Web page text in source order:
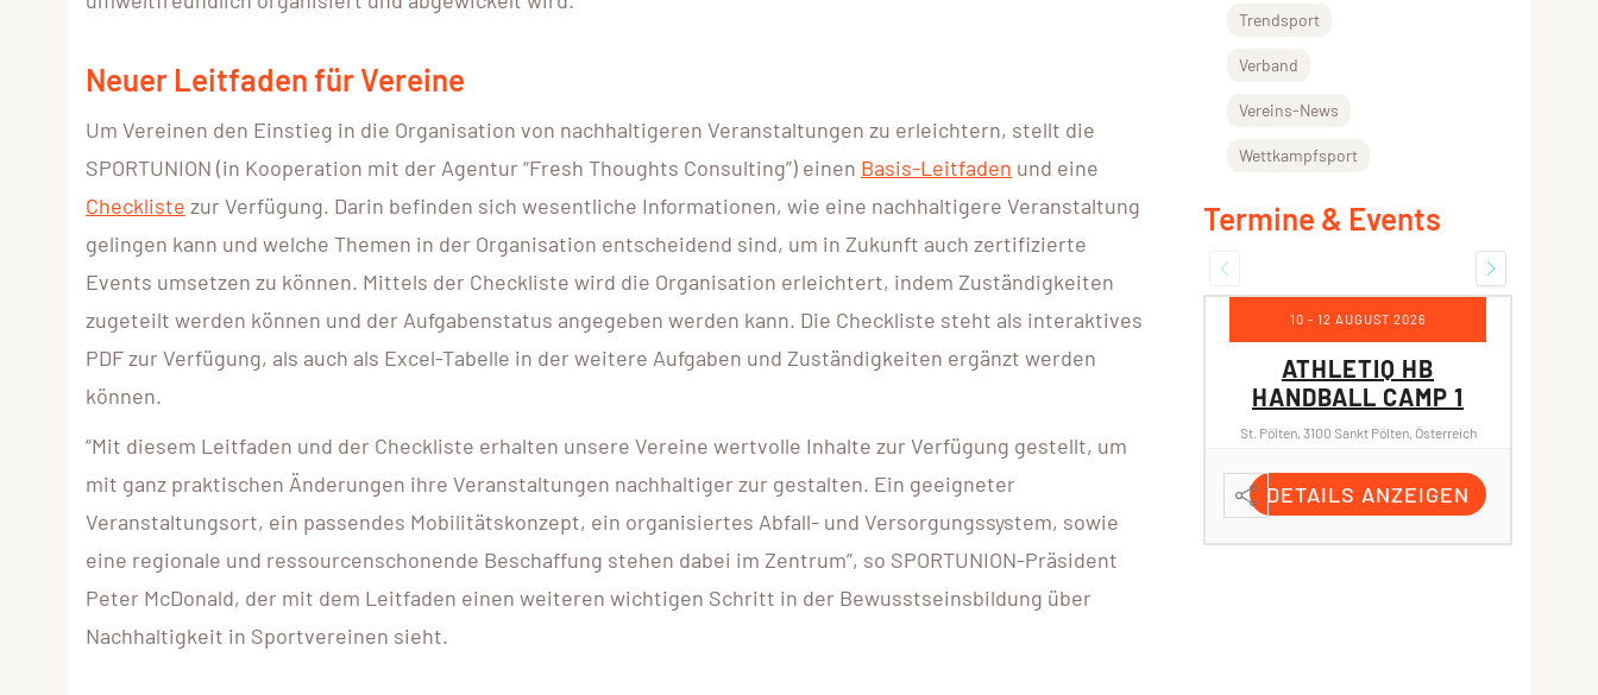
Neuer Leitfaden für Vereine
Um Vereinen den Einstieg in die Organisation von nachhaltigeren Veranstaltungen zu erleichtern, stellt die
SPORTUNION (in Kooperation mit der Agentur “Fresh Thoughts Consulting”) einen Basis-Leitfaden und eine
Checkliste zur Verfügung. Darin befinden sich wesentliche Informationen, wie eine nachhaltigere Veranstaltung
gelingen kann und welche Themen in der Organisation entscheidend sind, um in Zukunft auch zertifizierte
Events umsetzen zu können. Mittels der Checkliste wird die Organisation erleichtert, indem Zuständigkeiten
zugeteilt werden können und der Aufgabenstatus angegeben werden kann. Die Checkliste steht als interaktives
PDF zur Verfügung, als auch als Excel-Tabelle in der weitere Aufgaben und Zuständigkeiten ergänzt werden
können.
“Mit diesem Leitfaden und der Checkliste erhalten unsere Vereine wertvolle Inhalte zur Verfügung gestellt, um
mit ganz praktischen Änderungen ihre Veranstaltungen nachhaltiger zur gestalten. Ein geeigneter
Veranstaltungsort, ein passendes Mobilitätskonzept, ein organisiertes Abfall- und Versorgungssystem, sowie
eine regionale und ressourcenschonende Beschaffung stehen dabei im Zentrum”, so SPORTUNION-Präsident
Peter McDonald, der mit dem Leitfaden einen weiteren wichtigen Schritt in der Bewusstseinsbildung über
Nachhaltigkeit in Sportvereinen sieht.
Trendsport
Verband
Vereins-News
Wettkampfsport
Termine & Events
10 - 12 AUGUST 2026
ATHLETIQ HB
HANDBALL CAMP 1
St. Pölten, 3100 Sankt Pölten, Österreich
DETAILS ANZEIGEN